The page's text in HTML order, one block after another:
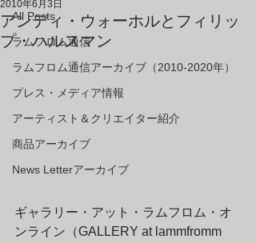
All Posts
ラムフロム通信
ラムフロム通信アーカイブ（2010-2020年）
プレス・メディア情報
アーティスト＆クリエイター紹介
商品アーカイブ
News Letterアーカイブ
アンディ・ウォーホルとフィリッ
プ・ハルスマン
2010年6月3日
ギャラリー・アット・ラムフロム・オ
ンライン（GALLERY at lammfromm